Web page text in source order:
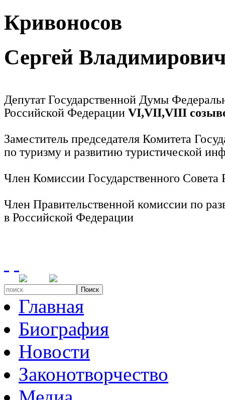
Кривоносов
Сергей
Депутат Государственной Думы
Российской Федерации VI,VII,VIII
Заместитель председателя Комитета
по туризму и развитию туристической
Член Комиссии Государственного
Член Правительственной комиссии по
в Российской Федерации
Поиск
Главная
Биография
Новости
Законотворчество